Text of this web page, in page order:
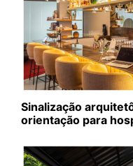
Sinalização
orientação para